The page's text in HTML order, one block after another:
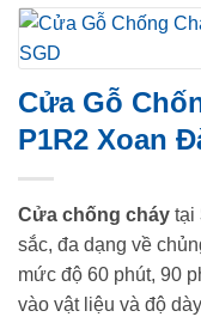
Cửa Gỗ
P1R2 Xoan
Cửa chống cháy tại
sắc, đa dạng về
mức độ 60 phút, 90
vào vật liệu và độ